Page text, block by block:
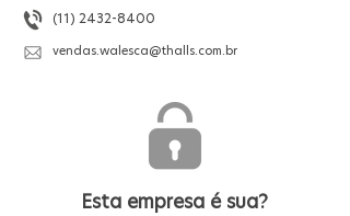
(11) 2432-8400
vendas.walesca@thalls.com.br
Esta empresa é sua?